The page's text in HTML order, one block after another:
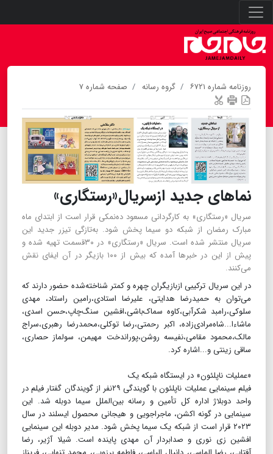
روزنامه شماره ۶۷۲۱ گروه رسانه صفحه شماره ۷
نماهای جدید ازسریال«رستگاری»
سریال «رستگاری» به کارگردانی مسعود ده‌نمکی قرار است از ابتدای ماه
مبارک رمضان از شبکه دو سیما پخش شود. به‌تازگی تیزر جدید این
سریال منتشر شده است. سریال «رستگاری» در ۳۰قسمت تهیه شده و
پیش از این در خبرها آمده که بیش از ۱۰۰ بازیگر در آن ایفای نقش
می‌کنند.
در این سریال ترکیبی ازبازیگران چهره و کمتر شناخته‌شده حضور دارند که
می‌توان به حمیدرضا هدایتی، علیرضا استادی،رامین راستاد، مهدی
سلوکی،رامبد شکرآبی،کاوه سماک‌باشی،افشین سنگ‌چاپ،حسن اسدی،
ماشاءا...شاه‌مرادی‌زاده، اکبر رحمتی،رضا توکلی،محمدرضا رهبری،سراج
مالک،محمود مقامی،نفیسه روشن،پوراندخت مهیمن، سولماز حصاری،
ساقی زینتی و...اشاره کرد.
«عملیات ناپلئون» در ایستگاه شبکه یک
فیلم سینمایی ‌عملیات ناپلئون‌ با گویندگی ۲۹نفر از گویندگان گفتار فیلم در
واحد دوبلاژ اداره کل تأمین و رسانه بین‌الملل سیما دوبله شد. این
سینمایی در گونه اکشن، ماجراجویی و هیجانی محصول ایسلند در سال
۲۰۲۳ قرار است از شبکه یک سیما پخش شود. مدیر دوبله این سینمایی
افشین زی نوری و صدابردار آن مهدی پاینده است. شیلا آژیر، رضا